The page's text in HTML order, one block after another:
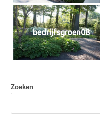
bedrijfsgroen08
Zoeken